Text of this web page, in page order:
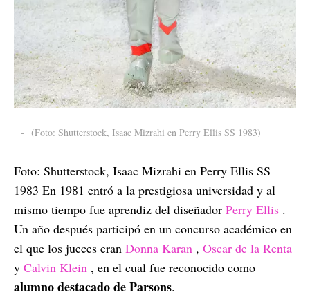
- (Foto: Shutterstock, Isaac Mizrahi en Perry Ellis SS 1983)
Foto: Shutterstock, Isaac Mizrahi en Perry Ellis SS
1983 En 1981 entró a la prestigiosa universidad y al
mismo tiempo fue aprendiz del diseñador Perry Ellis .
Un año después participó en un concurso académico en
el que los jueces eran Donna Karan , Oscar de la Renta
y Calvin Klein , en el cual fue reconocido como
alumno destacado de Parsons.